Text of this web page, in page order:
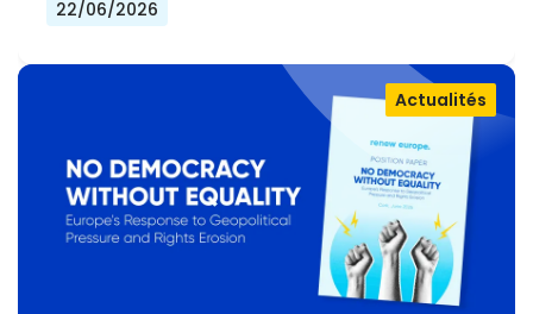
22/06/2026
Actualités